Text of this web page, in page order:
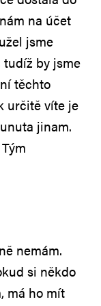
na účet
jsme
tudíž by jsme
těchto
určitě víte je
jinam.
nemám.
si někdo
má ho mít